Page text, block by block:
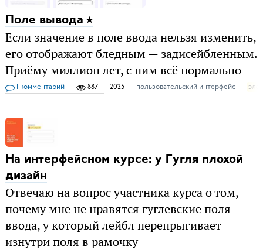
Поле вывода
Если значение в поле ввода нельзя изменить,
его отображают бледным — задисейбленным.
Приёму миллион лет, с ним всё нормально
1 комментарий 887 2025 пользовательский интерфейс
На интерфейсном курсе: у Гугля плохой
дизайн
Отвечаю на вопрос участника курса о том,
почему мне не нравятся гуглевские поля
ввода, у который лейбл перепрыгивает
изнутри поля в рамочку